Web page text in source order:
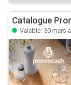
Catalogue
Valable: 30 mars